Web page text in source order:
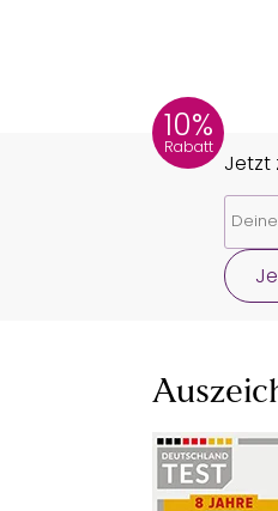
10%
Rabatt
Jetzt